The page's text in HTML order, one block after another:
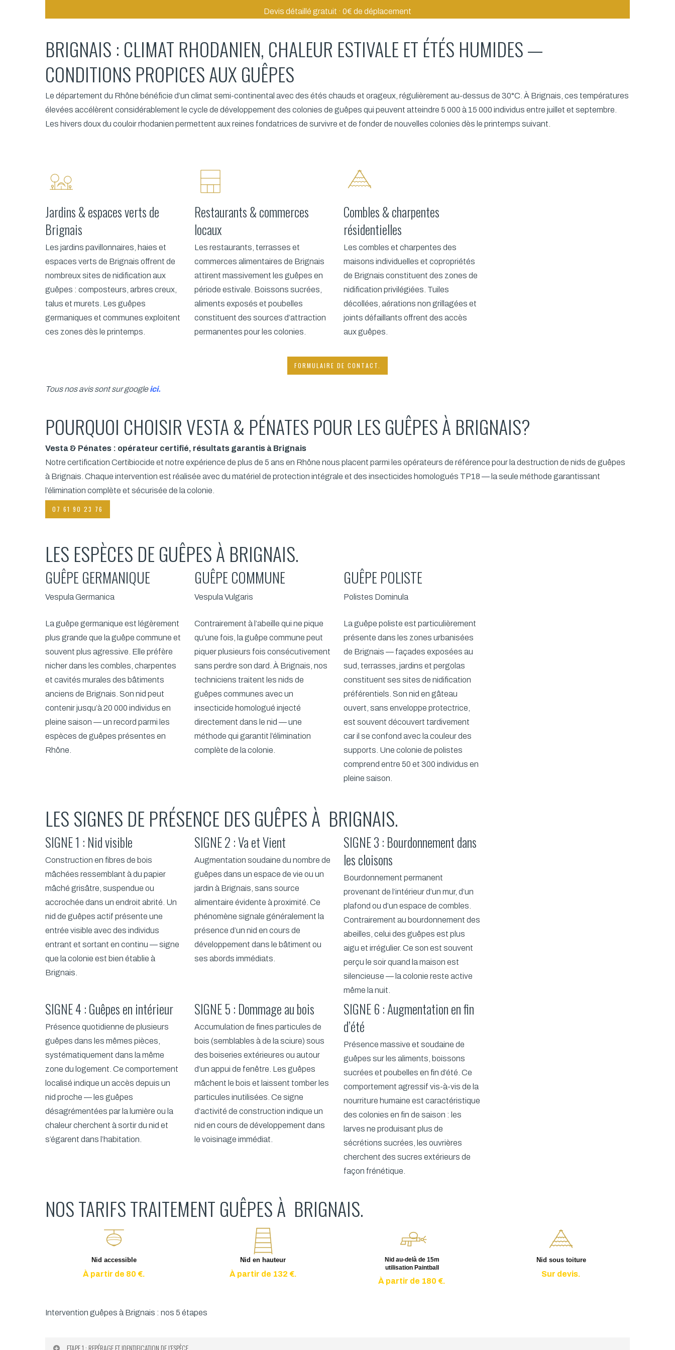
Devis détaillé gratuit · 0€ de déplacement
BRIGNAIS : CLIMAT RHODANIEN, CHALEUR ESTIVALE ET ÉTÉS HUMIDES —
CONDITIONS PROPICES AUX GUÊPES
Le département du Rhône bénéficie d’un climat semi-continental avec des étés chauds et orageux, régulièrement au-dessus de 30°C. À Brignais, ces températures
élevées accélèrent considérablement le cycle de développement des colonies de guêpes qui peuvent atteindre 5 000 à 15 000 individus entre juillet et septembre.
Les hivers doux du couloir rhodanien permettent aux reines fondatrices de survivre et de fonder de nouvelles colonies dès le printemps suivant.
Jardins & espaces verts de
Brignais
Les jardins pavillonnaires, haies et
espaces verts de Brignais offrent de
nombreux sites de nidification aux
guêpes : composteurs, arbres creux,
talus et murets. Les guêpes
germaniques et communes exploitent
ces zones dès le printemps.
Restaurants & commerces
locaux
Les restaurants, terrasses et
commerces alimentaires de Brignais
attirent massivement les guêpes en
période estivale. Boissons sucrées,
aliments exposés et poubelles
constituent des sources d’attraction
permanentes pour les colonies.
Combles & charpentes
résidentielles
Les combles et charpentes des
maisons individuelles et copropriétés
de Brignais constituent des zones de
nidification privilégiées. Tuiles
décollées, aérations non grillagées et
joints défaillants offrent des accès
aux guêpes.
FORMULAIRE DE CONTACT.
Tous nos avis sont sur google ici.
POURQUOI CHOISIR VESTA & PÉNATES POUR LES GUÊPES À BRIGNAIS?
Vesta & Pénates : opérateur certifié, résultats garantis à Brignais
Notre certification Certibiocide et notre expérience de plus de 5 ans en Rhône nous placent parmi les opérateurs de référence pour la destruction de nids de guêpes
à Brignais. Chaque intervention est réalisée avec du matériel de protection intégrale et des insecticides homologués TP18 — la seule méthode garantissant
l’élimination complète et sécurisée de la colonie.
07 61 90 23 76
LES ESPÈCES DE GUÊPES À BRIGNAIS.
GUÊPE GERMANIQUE
Vespula Germanica
La guêpe germanique est légèrement
plus grande que la guêpe commune et
souvent plus agressive. Elle préfère
nicher dans les combles, charpentes
et cavités murales des bâtiments
anciens de Brignais. Son nid peut
contenir jusqu’à 20 000 individus en
pleine saison — un record parmi les
espèces de guêpes présentes en
Rhône.
GUÊPE COMMUNE
Vespula Vulgaris
Contrairement à l’abeille qui ne pique
qu’une fois, la guêpe commune peut
piquer plusieurs fois consécutivement
sans perdre son dard. À Brignais, nos
techniciens traitent les nids de
guêpes communes avec un
insecticide homologué injecté
directement dans le nid — une
méthode qui garantit l’élimination
complète de la colonie.
GUÊPE POLISTE
Polistes Dominula
La guêpe poliste est particulièrement
présente dans les zones urbanisées
de Brignais — façades exposées au
sud, terrasses, jardins et pergolas
constituent ses sites de nidification
préférentiels. Son nid en gâteau
ouvert, sans enveloppe protectrice,
est souvent découvert tardivement
car il se confond avec la couleur des
supports. Une colonie de polistes
comprend entre 50 et 300 individus en
pleine saison.
LES SIGNES DE PRÉSENCE DES GUÊPES À BRIGNAIS.
SIGNE 1 : Nid visible
Construction en fibres de bois
mâchées ressemblant à du papier
mâché grisâtre, suspendue ou
accrochée dans un endroit abrité. Un
nid de guêpes actif présente une
entrée visible avec des individus
entrant et sortant en continu — signe
que la colonie est bien établie à
Brignais.
SIGNE 2 : Va et Vient
Augmentation soudaine du nombre de
guêpes dans un espace de vie ou un
jardin à Brignais, sans source
alimentaire évidente à proximité. Ce
phénomène signale généralement la
présence d’un nid en cours de
développement dans le bâtiment ou
ses abords immédiats.
SIGNE 3 : Bourdonnement dans
les cloisons
Bourdonnement permanent
provenant de l’intérieur d’un mur, d’un
plafond ou d’un espace de combles.
Contrairement au bourdonnement des
abeilles, celui des guêpes est plus
aigu et irrégulier. Ce son est souvent
perçu le soir quand la maison est
silencieuse — la colonie reste active
même la nuit.
SIGNE 4 : Guêpes en intérieur
Présence quotidienne de plusieurs
guêpes dans les mêmes pièces,
systématiquement dans la même
zone du logement. Ce comportement
localisé indique un accès depuis un
nid proche — les guêpes
désagrémentées par la lumière ou la
chaleur cherchent à sortir du nid et
s’égarent dans l’habitation.
SIGNE 5 : Dommage au bois
Accumulation de fines particules de
bois (semblables à de la sciure) sous
des boiseries extérieures ou autour
d’un appui de fenêtre. Les guêpes
mâchent le bois et laissent tomber les
particules inutilisées. Ce signe
d’activité de construction indique un
nid en cours de développement dans
le voisinage immédiat.
SIGNE 6 : Augmentation en fin
d’été
Présence massive et soudaine de
guêpes sur les aliments, boissons
sucrées et poubelles en fin d’été. Ce
comportement agressif vis-à-vis de la
nourriture humaine est caractéristique
des colonies en fin de saison : les
larves ne produisant plus de
sécrétions sucrées, les ouvrières
cherchent des sucres extérieurs de
façon frénétique.
NOS TARIFS TRAITEMENT GUÊPES À BRIGNAIS.
Nid accessible
À partir de 80 €.
Nid en hauteur
À partir de 132 €.
Nid au-delà de 15m
utilisation Paintball
À partir de 180 €.
Nid sous toiture
Sur devis.
Intervention guêpes à Brignais : nos 5 étapes
ETAPE 1 : REPÉRAGE ET IDENTIFICATION DE L'ESPÈCE